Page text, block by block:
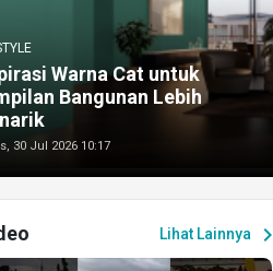
Warna Cat untuk
Bangunan Lebih
30 Jul 2026 10:17
Lihat Lainnya chevron_right